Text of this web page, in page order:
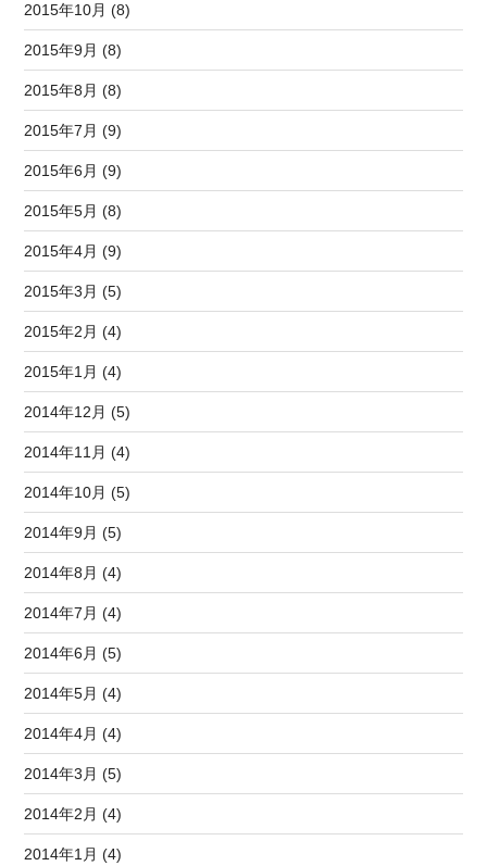
2015年10月 (8)
2015年9月 (8)
2015年8月 (8)
2015年7月 (9)
2015年6月 (9)
2015年5月 (8)
2015年4月 (9)
2015年3月 (5)
2015年2月 (4)
2015年1月 (4)
2014年12月 (5)
2014年11月 (4)
2014年10月 (5)
2014年9月 (5)
2014年8月 (4)
2014年7月 (4)
2014年6月 (5)
2014年5月 (4)
2014年4月 (4)
2014年3月 (5)
2014年2月 (4)
2014年1月 (4)